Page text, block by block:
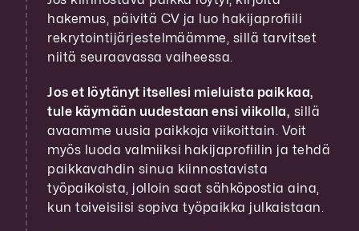
hakemus, päivitä CV ja luo hakijaprofiili
rekrytointijärjestelmäämme, sillä tarvitset
niitä seuraavassa vaiheessa.
Jos et löytänyt itsellesi mieluista paikkaa,
tule käymään uudestaan ensi viikolla, sillä
avaamme uusia paikkoja viikoittain. Voit
myös luoda valmiiksi hakijaprofiilin ja tehdä
paikkavahdin sinua kiinnostavista
työpaikoista, jolloin saat sähköpostia aina,
kun toiveisiisi sopiva työpaikka julkaistaan.